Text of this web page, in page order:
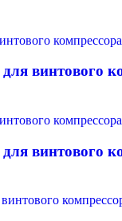
винтового
винтового